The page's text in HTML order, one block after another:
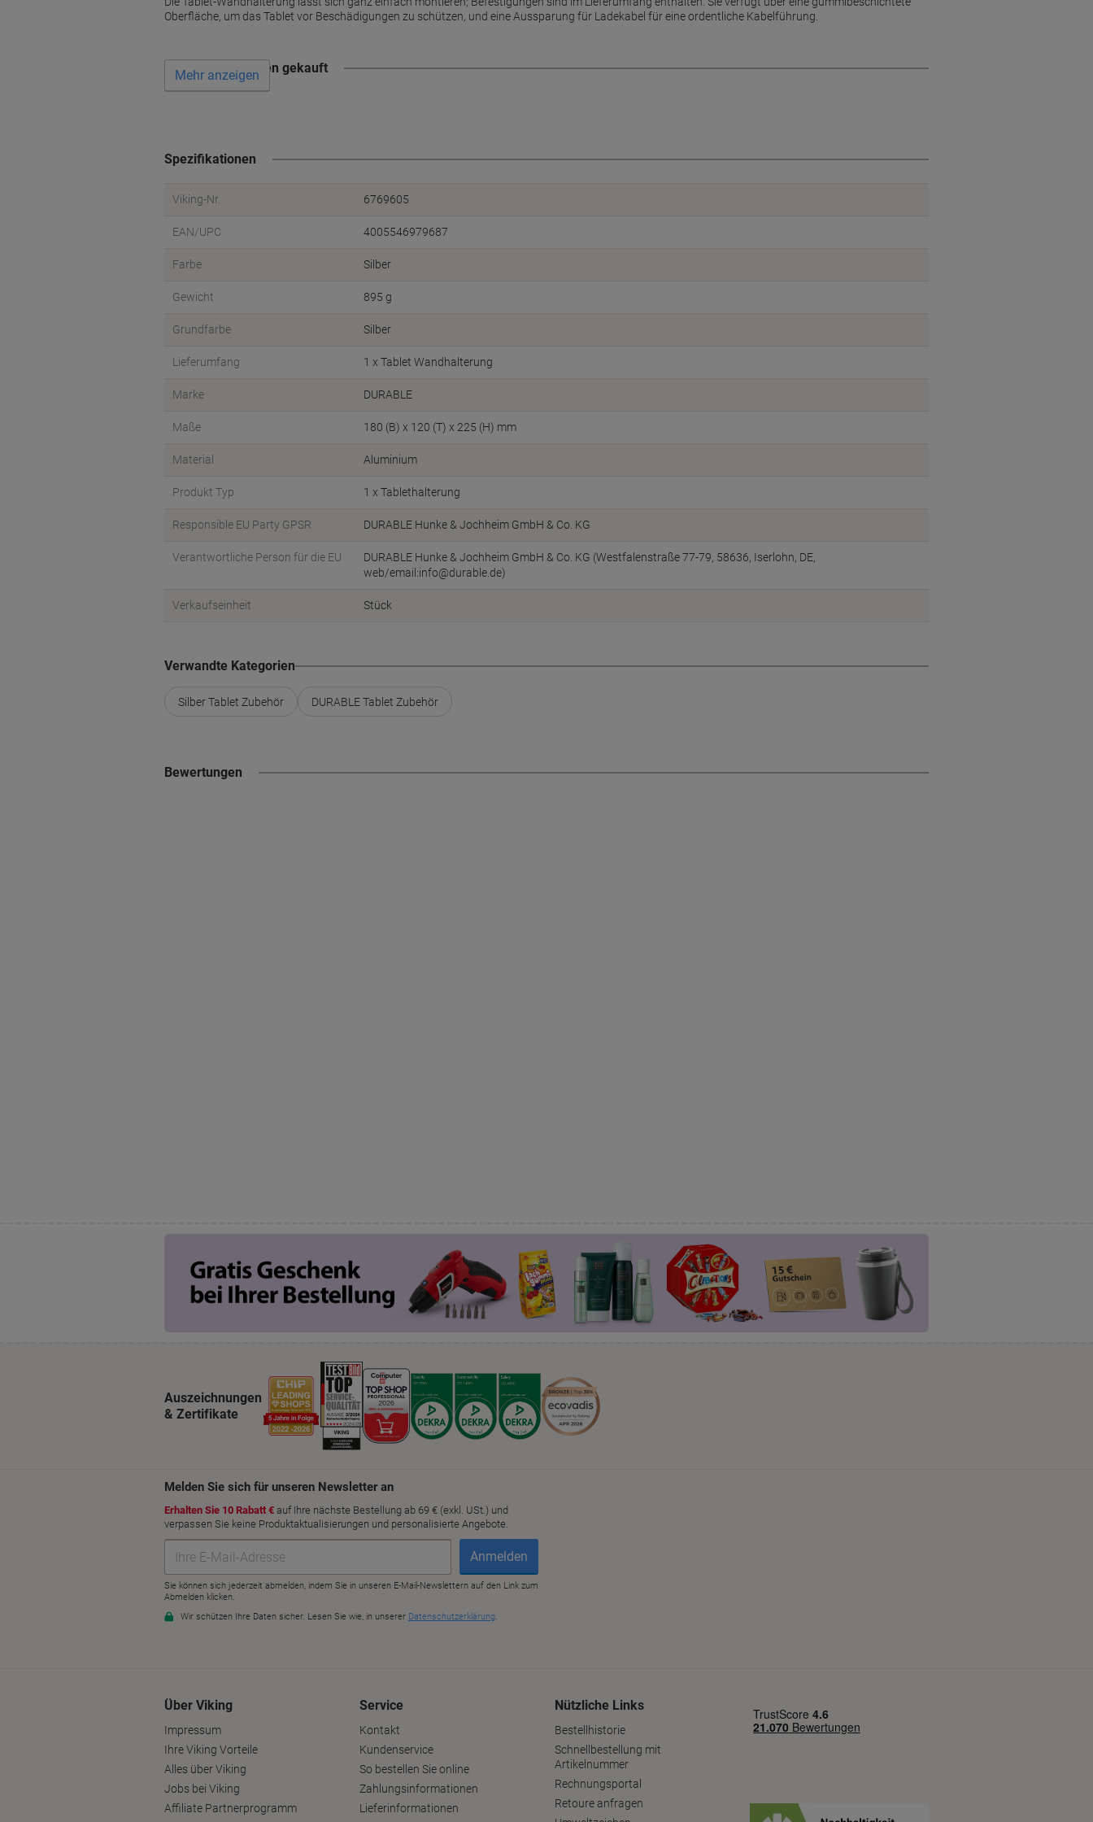
Oberfläche, um das Tablet vor Beschädigungen zu schützen, und eine Aussparung für Ladekabel für eine ordentliche Kabelführung.
Wird oft zusammen gekauft
Mehr anzeigen
Spezifikationen
Viking-Nr. 6769605
EAN/UPC 4005546979687
Farbe Silber
Gewicht 895 g
Grundfarbe Silber
Lieferumfang 1 x Tablet Wandhalterung
Marke DURABLE
Maße 180 (B) x 120 (T) x 225 (H) mm
Material Aluminium
Produkt Typ 1 x Tablethalterung
Responsible EU Party GPSR DURABLE Hunke & Jochheim GmbH & Co. KG
Verantwortliche Person für die EU
DURABLE Hunke & Jochheim GmbH & Co. KG (Westfalenstraße 77-79, 58636, Iserlohn, DE,
web/email:info@durable.de)
Verkaufseinheit Stück
Verwandte Kategorien
Silber Tablet Zubehör DURABLE Tablet Zubehör
Bewertungen
Auszeichnungen
& Zertifikate
Über Viking
Impressum
Ihre Viking Vorteile
Alles über Viking
Jobs bei Viking
Affiliate Partnerprogramm
Service
Kontakt
Kundenservice
So bestellen Sie online
Zahlungsinformationen
Lieferinformationen
Nützliche Links
Bestellhistorie
Schnellbestellung mit
Artikelnummer
Rechnungsportal
Retoure anfragen